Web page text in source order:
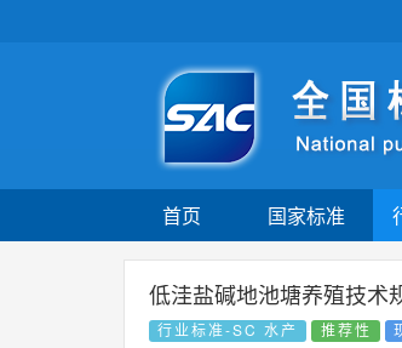
首页 国家标准
低洼盐碱地池塘养殖技术
行业标准-SC 水产 推荐性